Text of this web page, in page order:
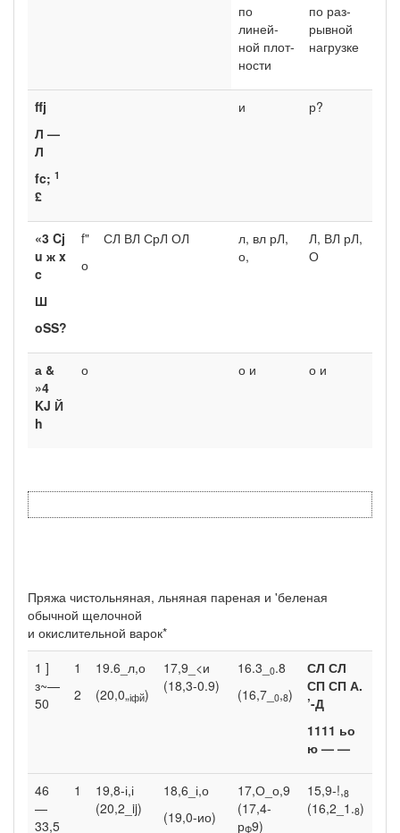
по
линей­
ной плот­
ности
по раз­
рывной
нагрузке
ffj
Л —
Л
fc; 1
£
и р?
«3 Cj
u ж x
c
Ш
oSS?
f"
о
СЛ ВЛ СрЛ ОЛ
л, вл рЛ,
о,
Л, ВЛ рЛ,
О
а &
»4
KJ Й
h
о о и о и
Пряжа чистольняная, льняная пареная и 'беленая
обычной щелочной
и окислительной варок*
1 ]
з~—
50
1
2
19.6_л,о
(20,0„іфй)
17,9_<и
(18,3-0.9)
16.3_ 0.8
(16,7_ 0,8)
СЛ СЛ
СП СП А.
’-Д
1111 ьо
ю — —
46
—
33,5
1
19,8-і,і
(20,2_ij)
18,6_і,о
(19,0-ио)
17,О_о,9
(17,4-
рФ9)
15,9-!,8
(16,2_1.8)